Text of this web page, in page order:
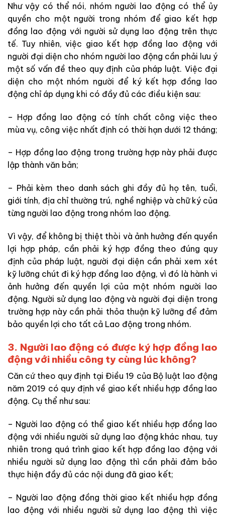
Như vậy có thể nói, nhóm người lao động có thể ủy
quyền cho một người trong nhóm để giao kết hợp
đồng lao động với người sử dụng lao động trên thực
tế. Tuy nhiên, việc giao kết hợp đồng lao động với
người đại diện cho nhóm người lao động cần phải lưu ý
một số vấn đề theo quy định của pháp luật. Việc đại
diện cho một nhóm người để ký kết hợp đồng lao
động chỉ áp dụng khi có đầy đủ các điều kiện sau:
– Hợp đồng lao động có tính chất công việc theo
mùa vụ, công việc nhất định có thời hạn dưới 12 tháng;
– Hợp đồng lao động trong trường hợp này phải được
lập thành văn bản;
– Phải kèm theo danh sách ghi đầy đủ họ tên, tuổi,
giới tính, địa chỉ thường trú, nghề nghiệp và chữ ký của
từng người lao động trong nhóm lao động.
Vì vậy, để không bị thiệt thòi và ảnh hưởng đến quyền
lợi hợp pháp, cần phải ký hợp đồng theo đúng quy
định của pháp luật, người đại diện cần phải xem xét
kỹ lưỡng chút đi ký hợp đồng lao động, vì đó là hành vi
ảnh hưởng đến quyền lợi của một nhóm người lao
động. Người sử dụng lao động và người đại diện trong
trường hợp này cần phải thỏa thuận kỹ lưỡng để đảm
bảo quyền lợi cho tất cả Lao động trong nhóm.
3. Người lao động có được ký hợp đồng lao
động với nhiều công ty cùng lúc không?
Căn cứ theo quy định tại Điều 19 của Bộ luật lao động
năm 2019 có quy định về giao kết nhiều hợp đồng lao
động. Cụ thể như sau:
– Người lao động có thể giao kết nhiều hợp đồng lao
động với nhiều người sử dụng lao động khác nhau, tuy
nhiên trong quá trình giao kết hợp đồng lao động với
nhiều người sử dụng lao động thì cần phải đảm bảo
thực hiện đầy đủ các nội dung đã giao kết;
– Người lao động đồng thời giao kết nhiều hợp đồng
lao động với nhiều người sử dụng lao động thì việc